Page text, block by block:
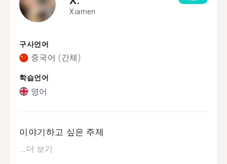
Xiamen
구사언어
중국어 (간체)
학습언어
영어
이야기하고 싶은 주제
더 보기